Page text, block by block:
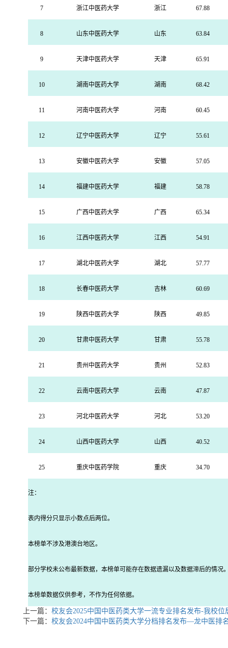
7 浙江中医药大学 浙江 67.88
8 山东中医药大学 山东 63.84
9 天津中医药大学 天津 65.91
10 湖南中医药大学 湖南 68.42
11 河南中医药大学 河南 60.45
12 辽宁中医药大学 辽宁 55.61
13 安徽中医药大学 安徽 57.05
14 福建中医药大学 福建 58.78
15 广西中医药大学 广西 65.34
16 江西中医药大学 江西 54.91
17 湖北中医药大学 湖北 57.77
18 长春中医药大学 吉林 60.69
19 陕西中医药大学 陕西 49.85
20 甘肃中医药大学 甘肃 55.78
21 贵州中医药大学 贵州 52.83
22 云南中医药大学 云南 47.87
23 河北中医药大学 河北 53.20
24 山西中医药大学 山西 40.52
25 重庆中医药学院 重庆 34.70
注：
表内得分只显示小数点后两位。
本榜单不涉及港澳台地区。
部分学校未公布最新数据，本榜单可能存在数据遗漏以及数据滞后的情况
本榜单数据仅供参考，不作为任何依据。
上一篇： 校友会2025中国中医药类大学一流专业排名发布-我校位
下一篇： 校友会2024中国中医药类大学分档排名发布—龙中医排